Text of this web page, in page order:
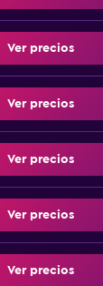
Ver precios
Ver precios
Ver precios
Ver precios
Ver precios